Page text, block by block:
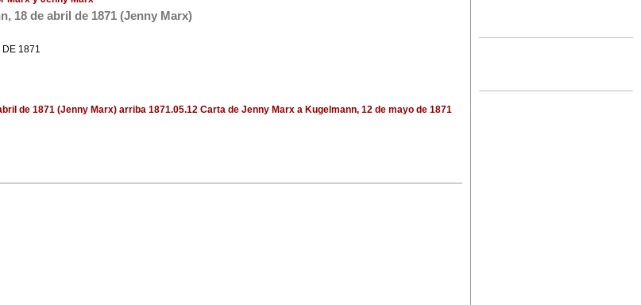
18 de abril de 1871 (Jenny Marx)
DE 1871
de 1871 (Jenny Marx) arriba 1871.05.12 Carta de Jenny Marx a Kugelmann, 12 de mayo de 1871